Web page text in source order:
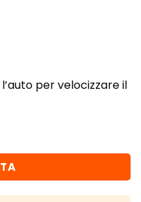
per velocizzare il
BLANK Black Diamond